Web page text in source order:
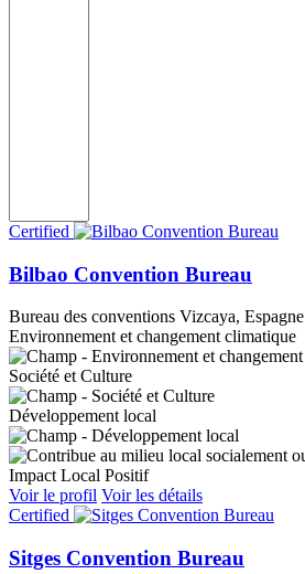
Certified
Bilbao Convention Bureau
Bureau des conventions Vizcaya, Espagne
Environnement et changement climatique
Société et Culture
Développement local
Impact Local Positif
Voir le profil Voir les détails
Certified
Sitges Convention Bureau